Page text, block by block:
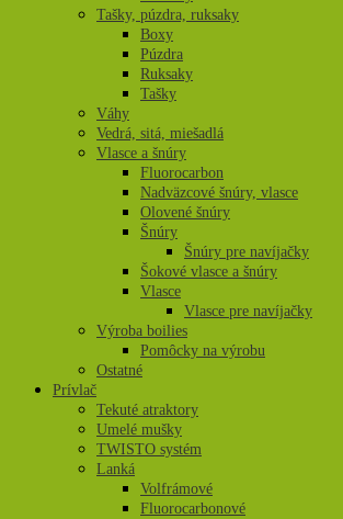
Tašky, púzdra, ruksaky
Boxy
Púzdra
Ruksaky
Tašky
Váhy
Vedrá, sitá, miešadlá
Vlasce a šnúry
Fluorocarbon
Nadväzcové šnúry, vlasce
Olovené šnúry
Šnúry
Šnúry pre navíjačky
Šokové vlasce a šnúry
Vlasce
Vlasce pre navíjačky
Výroba boilies
Pomôcky na výrobu
Ostatné
Prívlač
Tekuté atraktory
Umelé mušky
TWISTO systém
Lanká
Volfrámové
Fluorocarbonové